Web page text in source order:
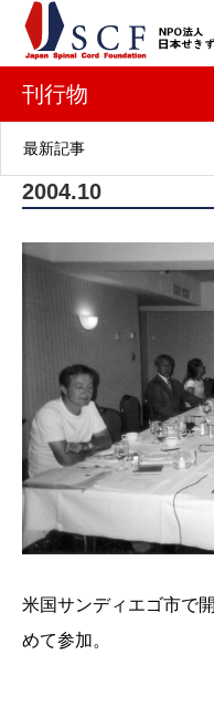
刊行物
最新記事
2004.10
米国サンディエゴ市で
めて参加。